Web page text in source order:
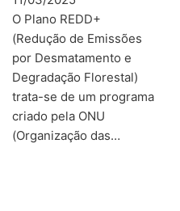
O Plano REDD+
(Redução de Emissões
por Desmatamento e
Degradação Florestal)
trata-se de um programa
criado pela ONU
(Organização das…